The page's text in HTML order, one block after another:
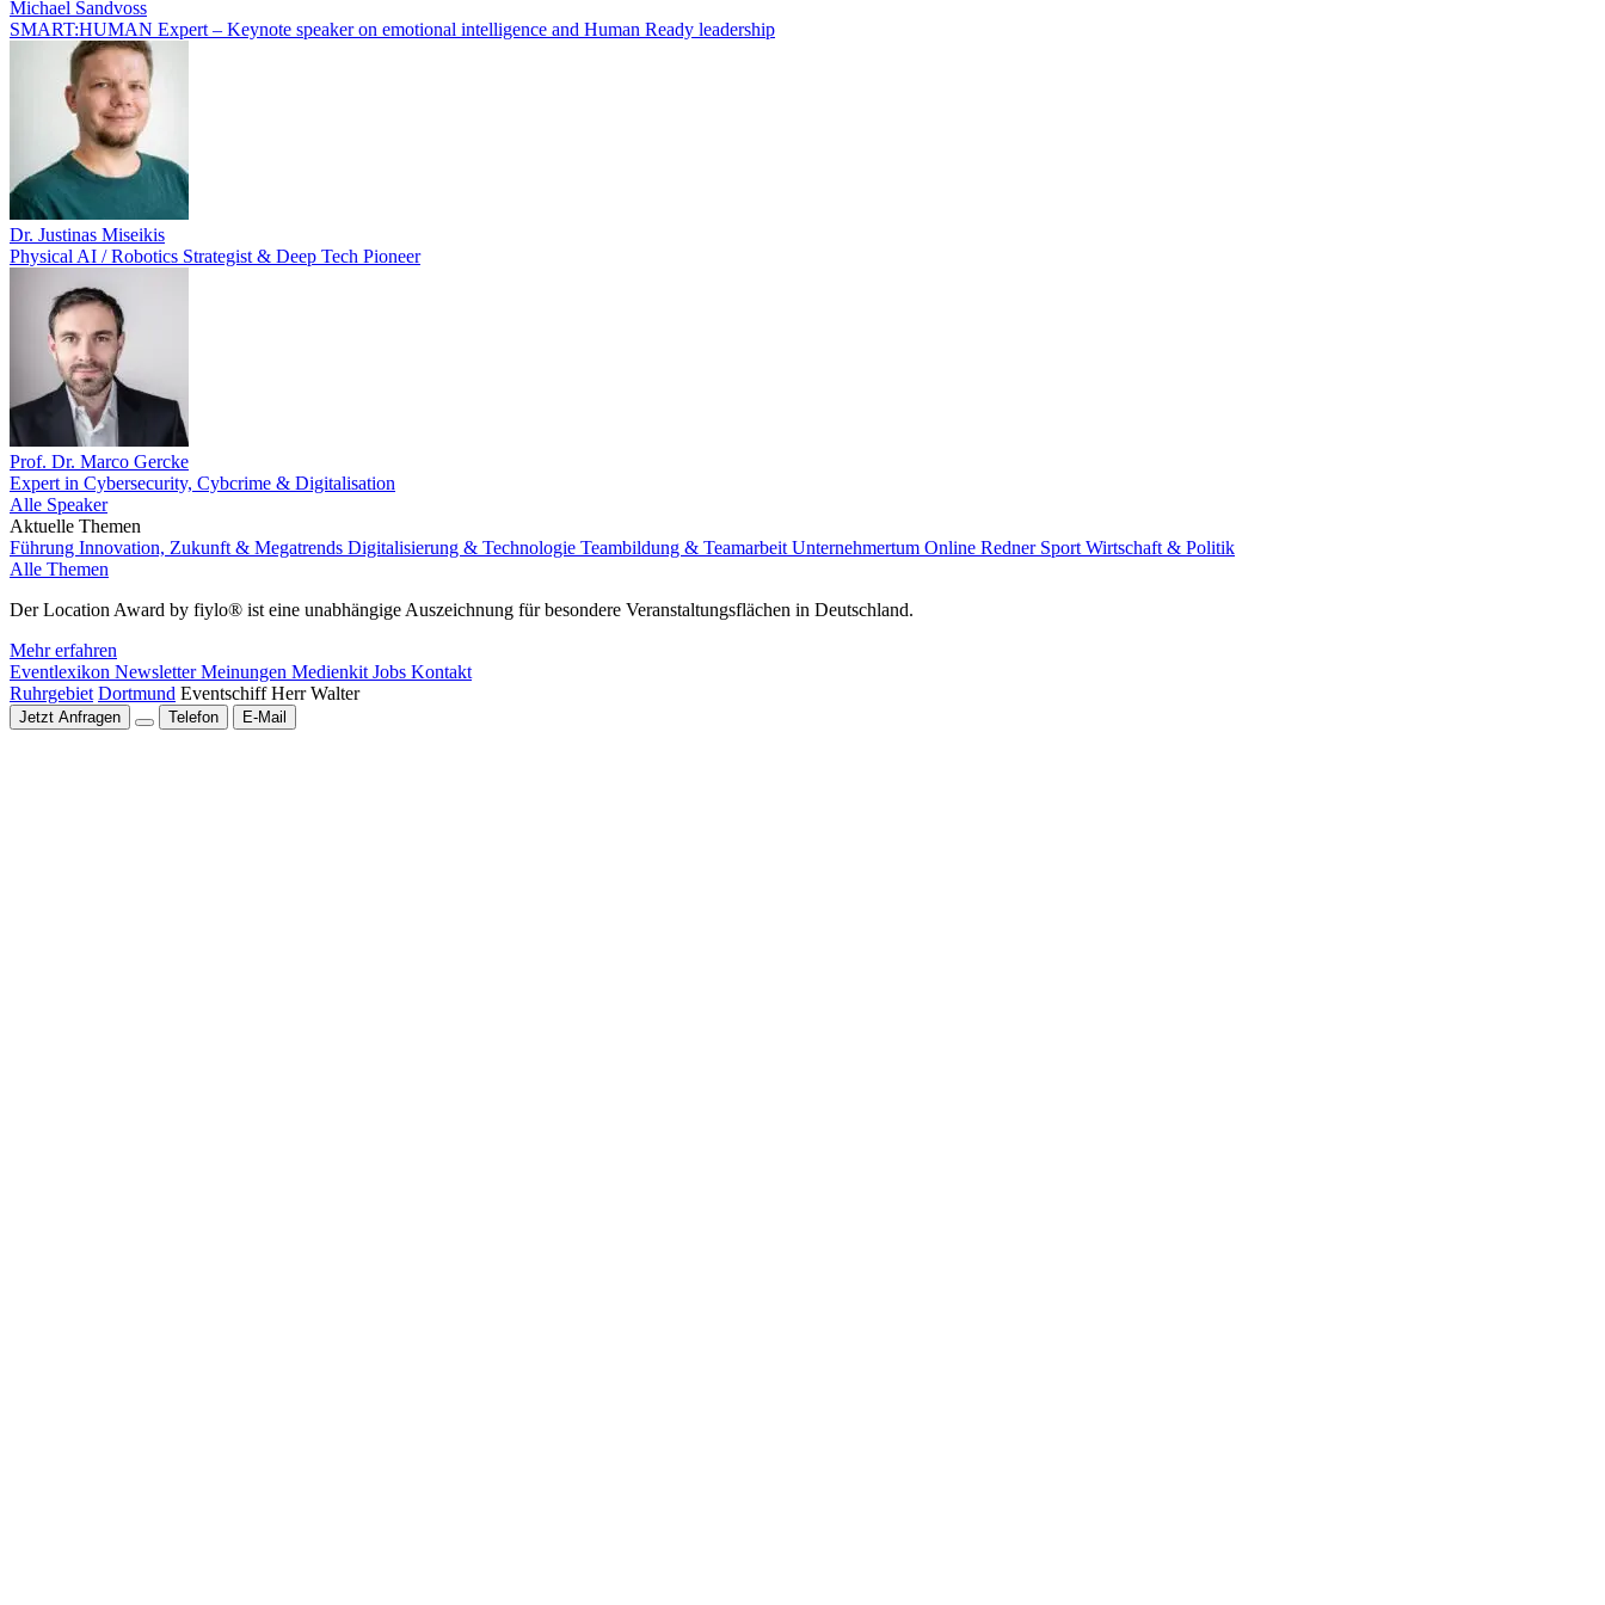
Michael Sandvoss
SMART:HUMAN Expert – Keynote speaker on emotional intelligence and Human Ready leadership
Dr. Justinas Miseikis
Physical AI / Robotics Strategist & Deep Tech Pioneer
Prof. Dr. Marco Gercke
Expert in Cybersecurity, Cybcrime & Digitalisation
Alle Speaker
Aktuelle Themen
Führung Innovation, Zukunft & Megatrends Digitalisierung & Technologie Teambildung & Teamarbeit Unternehmertum Online Redner Sport Wirtschaft & Politik
Alle Themen
Der Location Award by fiylo® ist eine unabhängige Auszeichnung für besondere Veranstaltungsflächen in Deutschland.
Mehr erfahren
Eventlexikon NewsletterMeinungen Medienkit Jobs Kontakt
Ruhrgebiet Dortmund Eventschiff Herr Walter
Jetzt Anfragen Telefon E-Mail